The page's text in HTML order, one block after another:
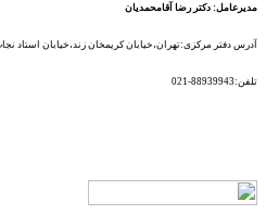
مدیرعامل: دکتر رضا آقامحمدیان
آدرس دفتر مرکزی:تهران،خیابان کریمخان زند،خیابان استاد نجات
تلفن:88939943-021